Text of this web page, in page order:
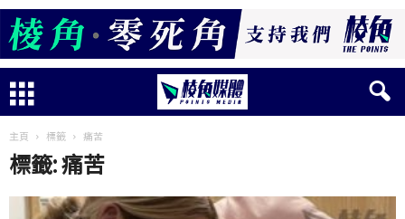
主頁 標籤 痛苦
標籤: 痛苦